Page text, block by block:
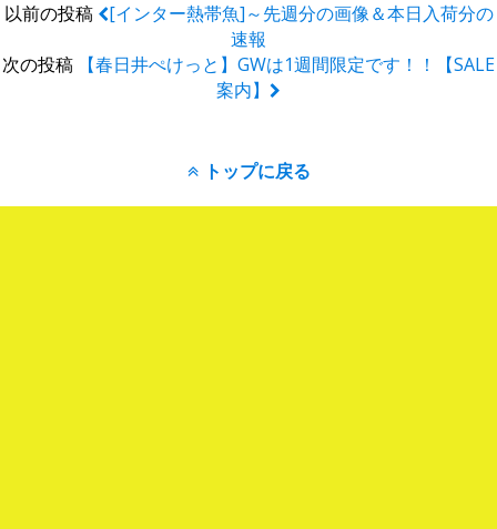
以前の投稿
[インター熱帯魚]～先週分の画像＆本日入荷分の
速報
次の投稿
【春日井ぺけっと】GWは1週間限定です！！【SALE
案内】
トップに戻る